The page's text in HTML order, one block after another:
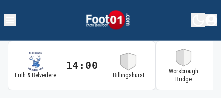
Erith & Belvedere
14:00
Billingshurst
Worsbrough
Bridge